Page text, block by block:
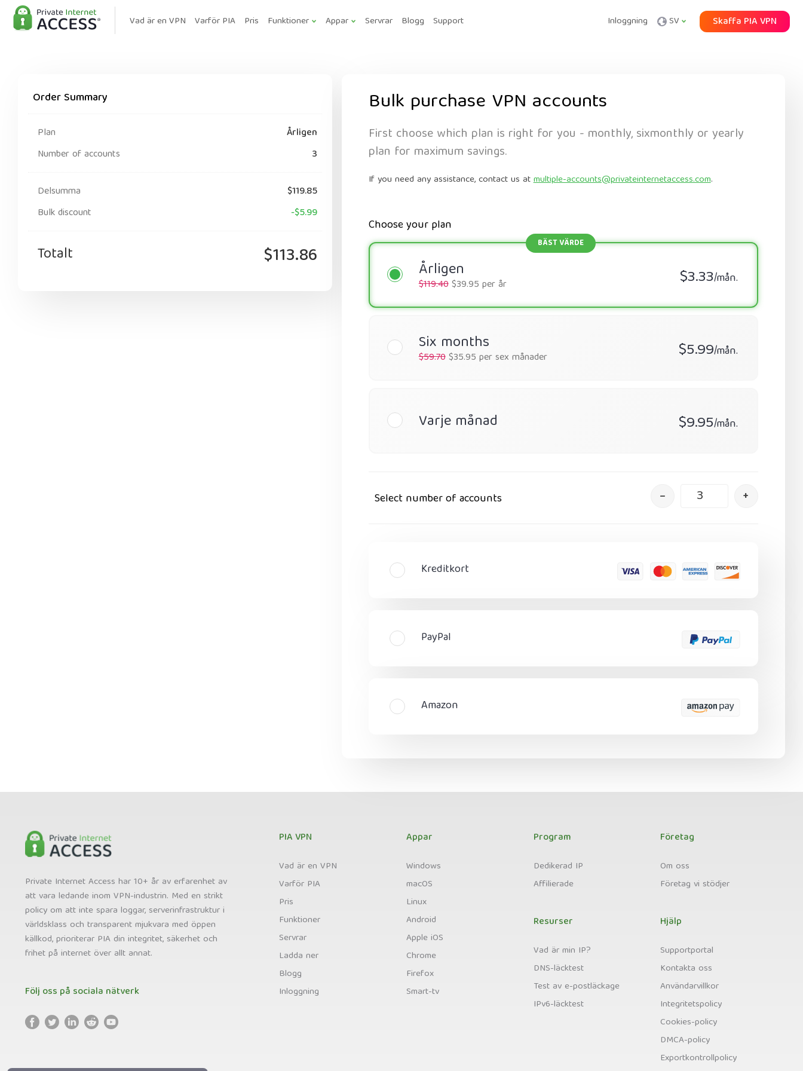
Vad är en VPN Varför PIA Pris Funktioner Appar Servrar Blogg Support Inloggning SV Skaffa PIA VPN
Order Summary
Plan
Årligen
Number of accounts
3
Delsumma
$119.85
Bulk discount
-$5.99
Totalt $113.86
Bulk purchase VPN accounts
First choose which plan is right for you - monthly, sixmonthly or yearly
plan for maximum savings.
If you need any assistance, contact us atmultiple-accounts@privateinternetaccess.com.
Choose your plan
Årligen $3.33/mån.
$119.40$39.95 per år
Six months $5.99/mån.
$59.70$35.95 per sex månader
Varje månad $9.95/mån.
Select number of accounts – +
Kreditkort
PayPal
Amazon
Private Internet Access har 10+ år av erfarenhet av
att vara ledande inom VPN-industrin. Med en strikt
policy om att inte spara loggar, serverinfrastruktur i
världsklass och transparent mjukvara med öppen
källkod, prioriterar PIA din integritet, säkerhet och
frihet på internet över allt annat.
Följ oss på sociala nätverk
PIA VPN
Vad är en VPN
Varför PIA
Pris
Funktioner
Servrar
Ladda ner
Blogg
Inloggning
Appar
Windows
macOS
Linux
Android
Apple iOS
Chrome
Firefox
Smart-tv
Program
Dedikerad IP
Affilierade
Resurser
Vad är min IP?
DNS-läcktest
Test av e-postläckage
IPv6-läcktest
Företag
Om oss
Företag vi stödjer
Hjälp
Supportportal
Kontakta oss
Användarvillkor
Integritetspolicy
Cookies-policy
DMCA-policy
Exportkontrollpolicy